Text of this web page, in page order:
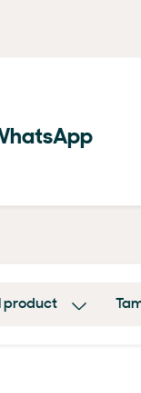
product